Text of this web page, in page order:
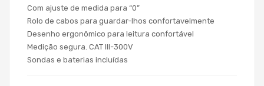
Com ajuste de medida para “0”
Rolo de cabos para guardar-lhos confortavelmente
Desenho ergonômico para leitura confortável
Medição segura. CAT III-300V
Sondas e baterias incluídas